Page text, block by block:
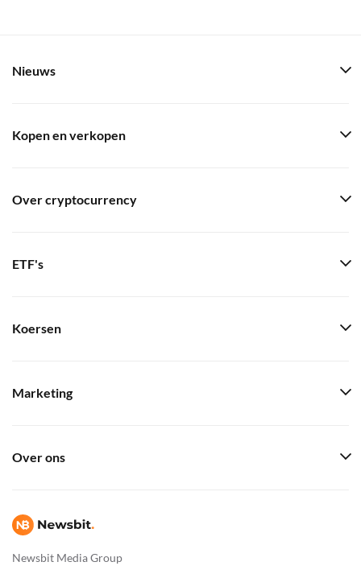
Newsbit Media Group
Nieuws
Kopen en verkopen
Over cryptocurrency
ETF's
Koersen
Marketing
Over ons